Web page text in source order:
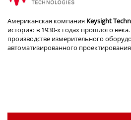
Американская компания Keysight
историю в 1930-х годах прошлого
производстве измерительного
автоматизированного